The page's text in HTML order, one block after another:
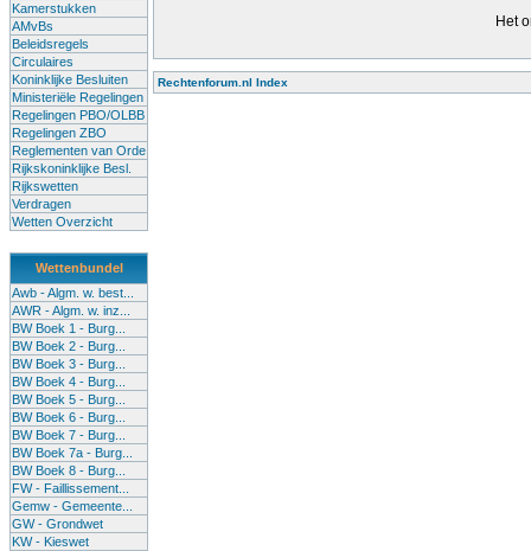
Kamerstukken
AMvBs
Beleidsregels
Circulaires
Koninklijke Besluiten
Ministeriële Regelingen
Regelingen PBO/OLBB
Regelingen ZBO
Reglementen van Orde
Rijkskoninklijke Besl.
Rijkswetten
Verdragen
Wetten Overzicht
Wettenbundel
Awb - Algm. w. best...
AWR - Algm. w. inz...
BW Boek 1 - Burg...
BW Boek 2 - Burg...
BW Boek 3 - Burg...
BW Boek 4 - Burg...
BW Boek 5 - Burg...
BW Boek 6 - Burg...
BW Boek 7 - Burg...
BW Boek 7a - Burg...
BW Boek 8 - Burg...
FW - Faillissement...
Gemw - Gemeente...
GW - Grondwet
KW - Kieswet
Het
Rechtenforum.nl Index